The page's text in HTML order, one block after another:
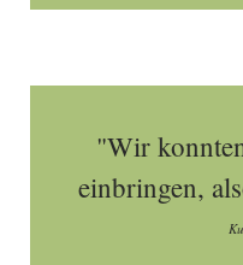
"Wir
einbringen,